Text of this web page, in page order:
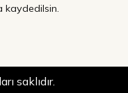
kaydedilsin.
saklıdır.